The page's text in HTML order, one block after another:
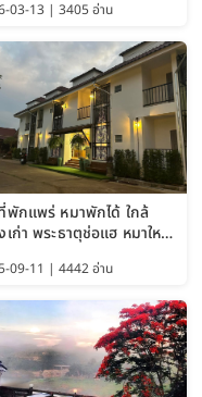
03-13 | 3405 อ่าน
พักแพร่ หมาพักได้ ใกล้
เก่า พระธาตุช่อแฮ หมาใหญ่
09-11 | 4442 อ่าน